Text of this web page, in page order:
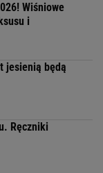
Wiśniowe
i
jesienią będą
Ręczniki